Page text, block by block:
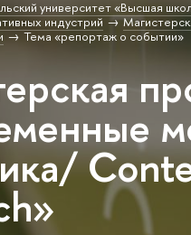
университет «Высшая
индустрий
Тема «репортаж о событии»